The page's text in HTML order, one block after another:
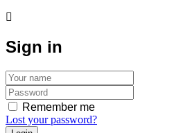
Sign in
Remember me
Lost your password?